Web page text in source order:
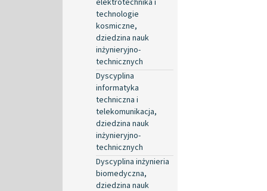
technologie
kosmiczne,
dziedzina nauk
inżynieryjno-
technicznych
Dyscyplina
informatyka
techniczna i
telekomunikacja,
dziedzina nauk
inżynieryjno-
technicznych
Dyscyplina inżynieria
biomedyczna,
dziedzina nauk